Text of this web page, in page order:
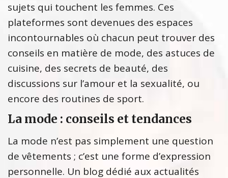
sujets qui touchent les femmes. Ces
plateformes sont devenues des espaces
incontournables où chacun peut trouver des
conseils en matière de mode, des astuces de
cuisine, des secrets de beauté, des
discussions sur l’amour et la sexualité, ou
encore des routines de sport.
La mode : conseils et tendances
La mode n’est pas simplement une question
de vêtements ; c’est une forme d’expression
personnelle. Un blog dédié aux actualités